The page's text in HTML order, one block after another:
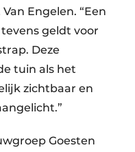
Engelen. “Een
geldt voor
Deze
tuin als het
zichtbaar en
Goesten